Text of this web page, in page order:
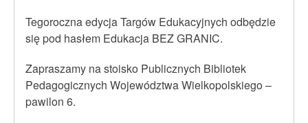
Tegoroczna edycja Targów Edukacyjnych odbędzie
się pod hasłem Edukacja BEZ GRANIC.
Zapraszamy na stoisko Publicznych Bibliotek
Pedagogicznych Województwa Wielkopolskiego –
pawilon 6.